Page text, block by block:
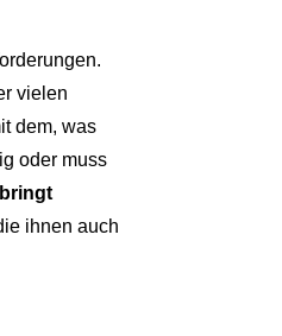
vielen
dem, was
oder muss
ihnen auch